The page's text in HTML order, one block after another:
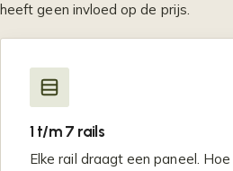
heeft geen invloed op de prijs.
1 t/m 7 rails
Elke rail draagt een paneel.